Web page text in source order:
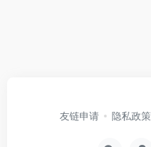
友链申请 隐私政策